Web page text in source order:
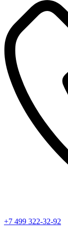
+7 499 322-32-92